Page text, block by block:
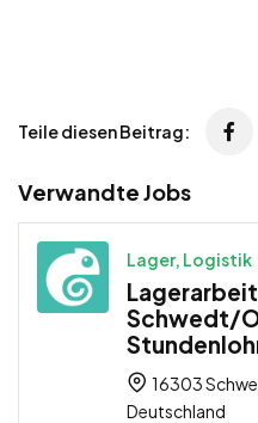
Teile diesen Beitrag:
Verwandte Jobs
Lager, Logistik
Schwedt/
16303
Deutschland